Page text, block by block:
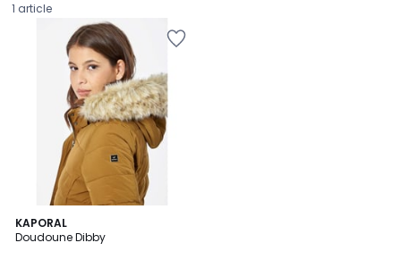
1 article
KAPORAL
Doudoune Dibby
4,6
/ 5